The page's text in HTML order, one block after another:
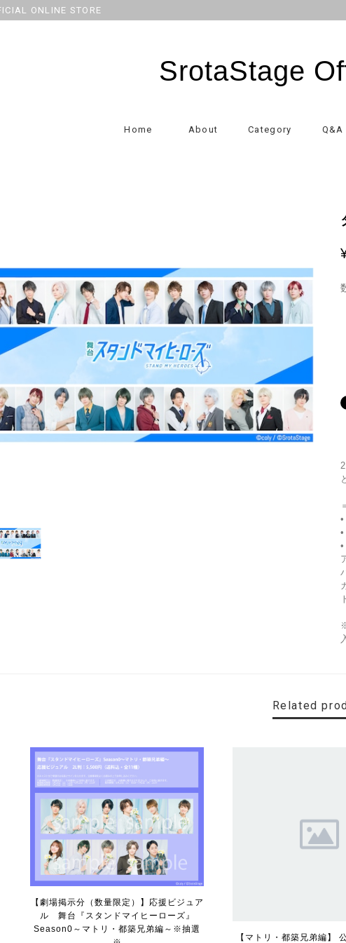
ONLINE STORE
SrotaStage
Home About Category Q&A
Related
【劇場掲示分（数量限定）】応援ビジュア
ル 舞台『スタンドマイヒーローズ』
Season0～マトリ・都築兄弟編～※抽選
【マトリ・都築兄弟編】